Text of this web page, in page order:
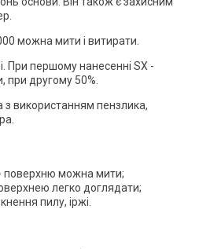
можна мити і витирати.
При першому нанесенні SX -
при другому 50%.
використанням пензлика,
поверхню можна мити;
легко доглядати;
пилу, іржі.